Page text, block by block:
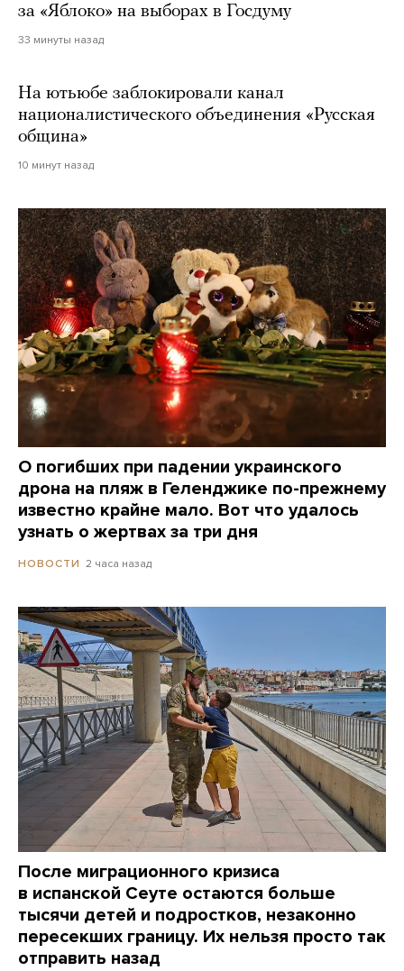
за «Яблоко» на выборах в Госдуму
33 минуты назад
На ютьюбе заблокировали канал
националистического объединения «Русская
община»
10 минут назад
О погибших при падении украинского
дрона на пляж в Геленджике по-прежнему
известно крайне мало. Вот что удалось
узнать о жертвах за три дня
НОВОСТИ 2 часа назад
После миграционного кризиса
в испанской Сеуте остаются больше
тысячи детей и подростков, незаконно
пересекших границу. Их нельзя просто так
отправить назад